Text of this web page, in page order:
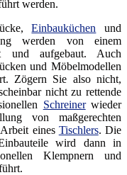
werden.
Einbauküchen und
werden von einem
und aufgebaut. Auch
und Möbelmodellen
Zögern Sie also nicht,
nicht zu rettende
Schreinerwieder
von maßgerechten
eines Tischlers. Die
wird dann in
Klempnern und